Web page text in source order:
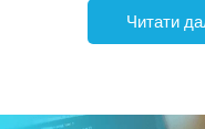
Читати